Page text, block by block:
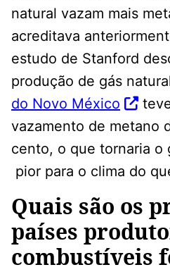
natural vazam mais
acreditava
estudo de Stanford
produção de gás
do Novo México
vazamento de metano
cento, o que tornaria o
pior para o clima do
Quais são os
países
combustíveis